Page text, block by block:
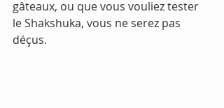
gâteaux, ou que vous vouliez tester
le Shakshuka, vous ne serez pas
déçus.